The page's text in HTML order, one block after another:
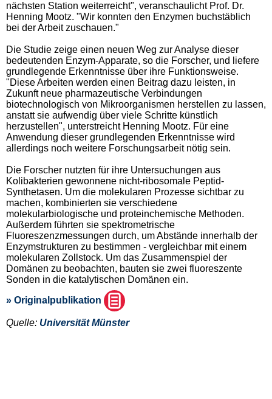
nächsten Station weiterreicht", veranschaulicht Prof. Dr.
Henning Mootz. "Wir konnten den Enzymen buchstäblich
bei der Arbeit zuschauen."
Die Studie zeige einen neuen Weg zur Analyse dieser
bedeutenden Enzym-Apparate, so die Forscher, und liefere
grundlegende Erkenntnisse über ihre Funktionsweise.
"Diese Arbeiten werden einen Beitrag dazu leisten, in
Zukunft neue pharmazeutische Verbindungen
biotechnologisch von Mikroorganismen herstellen zu lassen,
anstatt sie aufwendig über viele Schritte künstlich
herzustellen", unterstreicht Henning Mootz. Für eine
Anwendung dieser grundlegenden Erkenntnisse wird
allerdings noch weitere Forschungsarbeit nötig sein.
Die Forscher nutzten für ihre Untersuchungen aus
Kolibakterien gewonnene nicht-ribosomale Peptid-
Synthetasen. Um die molekularen Prozesse sichtbar zu
machen, kombinierten sie verschiedene
molekularbiologische und proteinchemische Methoden.
Außerdem führten sie spektrometrische
Fluoreszenzmessungen durch, um Abstände innerhalb der
Enzymstrukturen zu bestimmen - vergleichbar mit einem
molekularen Zollstock. Um das Zusammenspiel der
Domänen zu beobachten, bauten sie zwei fluoreszente
Sonden in die katalytischen Domänen ein.
» Originalpublikation
Quelle: Universität Münster